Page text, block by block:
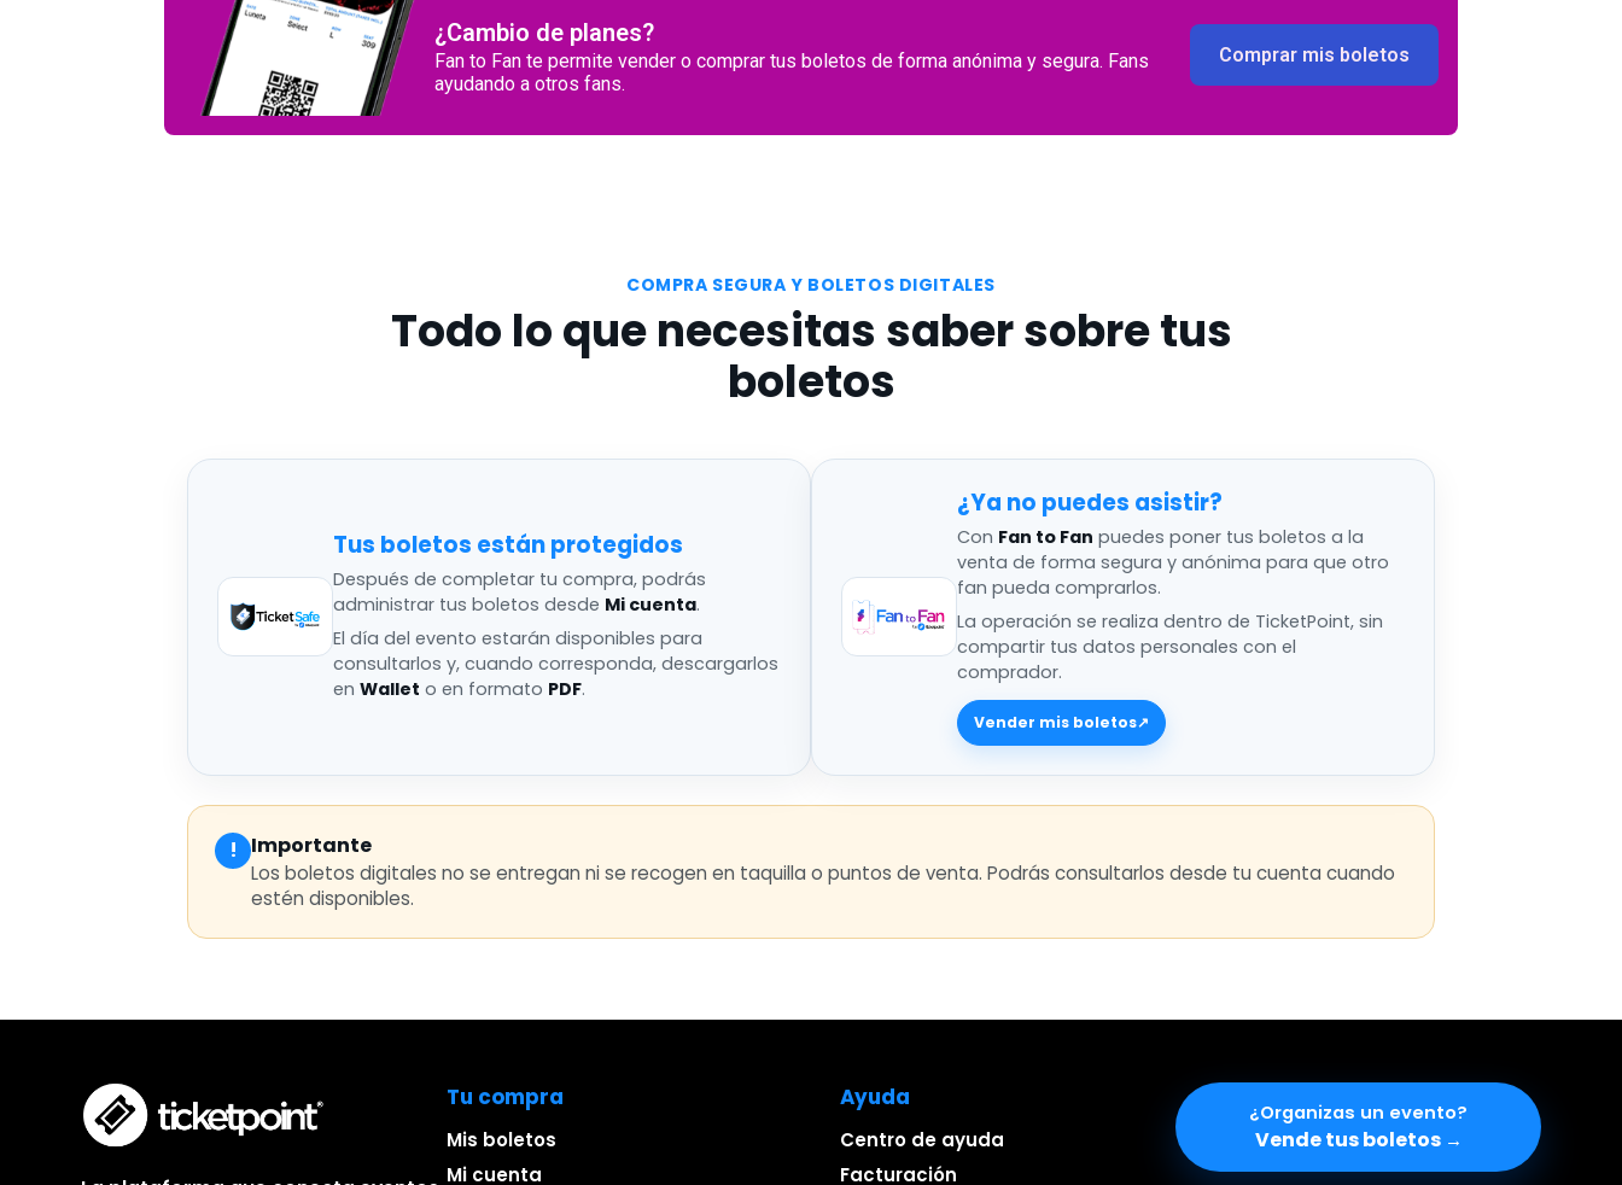
¿Cambio de planes
Fan to Fan te permite vender o comprar tus boletos de forma anónima y segura. Fans
ayudando a otros fans.
Comprar mis boletos
COMPRA SEGURA Y BOLETOS DIGITALES
Todo lo que necesitas saber sobre tus
boletos
Tus boletos están protegidos
Después de completar tu compra, podrás
administrar tus boletos desde Mi cuenta.
El día del evento estarán disponibles para
consultarlos y, cuando corresponda, descargarlos
en Wallet o en formato PDF.
¿Ya no puedes asistir
Con Fan to Fan puedes poner tus boletos a la
venta de forma segura y anónima para que otro
fan pueda comprarlos.
La operación se realiza dentro de TicketPoint, sin
compartir tus datos personales con el
comprador.
Vender mis boletos↗
! Importante
Los boletos digitales no se entregan ni se recogen en taquilla o puntos de venta. Podrás consultarlos desde tu cuenta cuando
estén disponibles.
Tu compra
Mis boletos
Mi cuenta
Ayuda
Centro de ayuda
Facturación
¿Organizas un evento
Vende tus boletos →